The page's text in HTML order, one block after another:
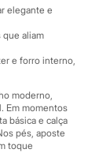
elegante e
aliam
e forro interno,
moderno,
Em momentos
básica e calça
pés, aposte
toque